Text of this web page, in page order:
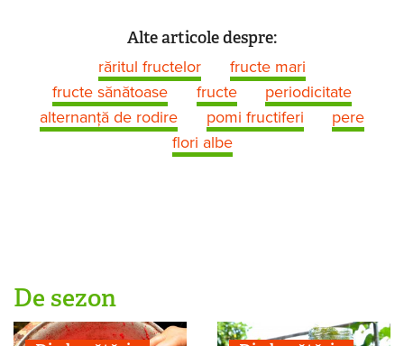
Alte articole despre:
răritul fructelor
fructe mari
fructe sănătoase
fructe
periodicitate
alternanţă de rodire
pomi fructiferi
pere
flori albe
De sezon